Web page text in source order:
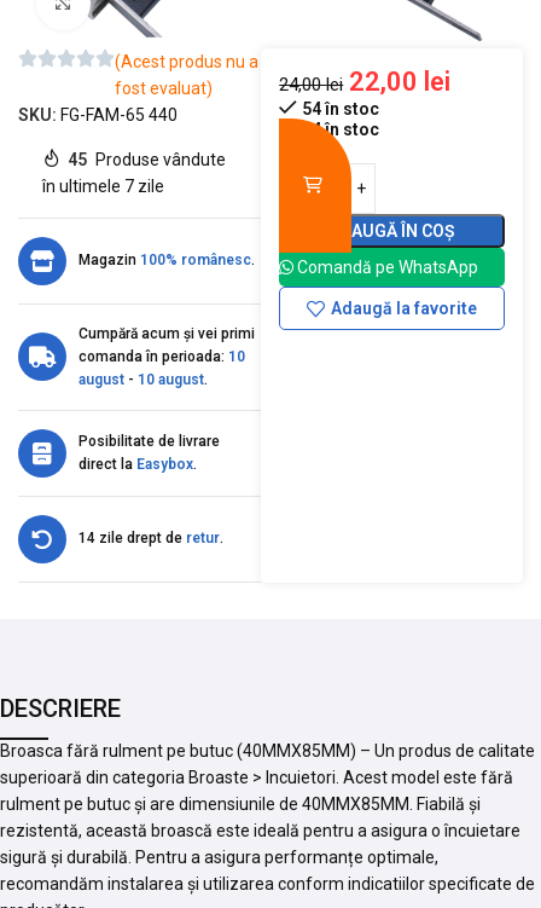
(Acest produs nu a
fost evaluat)
SKU: FG-FAM-65 440
45 Produse vândute
în ultimele 7 zile
Magazin 100% românesc.
Cumpără acum și vei primi
comanda în perioada: 10
august - 10 august.
Posibilitate de livrare
direct la Easybox.
14 zile drept de retur.
24,00lei 22,00 lei
54 în stoc
54 în stoc
ADAUGĂ ÎN COȘ
Comandă pe WhatsApp
Adaugă la favorite
DESCRIERE
Broasca fără rulment pe butuc (40MMX85MM) – Un produs de calitate
superioară din categoria Broaste > Incuietori. Acest model este fără
rulment pe butuc și are dimensiunile de 40MMX85MM. Fiabilă și
rezistentă, această broască este ideală pentru a asigura o încuietare
sigură și durabilă. Pentru a asigura performanțe optimale,
recomandăm instalarea și utilizarea conform indicatiilor specificate de